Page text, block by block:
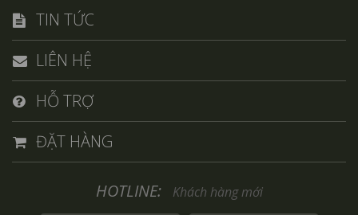
TIN TỨC
LIÊN HỆ
HỖ TRỢ
ĐẶT HÀNG
HOTLINE: Khách hàng mới